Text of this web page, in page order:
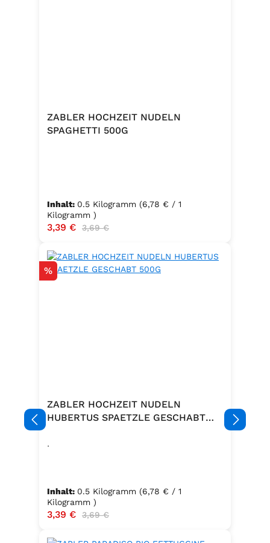
ZABLER HOCHZEIT NUDELN
SPAGHETTI 500G
Inhalt: 0.5 Kilogramm (6,78 € / 1
Kilogramm )
Verkaufspreis:
3,39 € Regulärer Preis:
3,69 €
Rabatt
%
ZABLER HOCHZEIT NUDELN
HUBERTUS SPAETZLE GESCHABT
.
Inhalt: 0.5 Kilogramm (6,78 € / 1
Kilogramm )
Verkaufspreis:
3,39 € Regulärer Preis:
3,69 €